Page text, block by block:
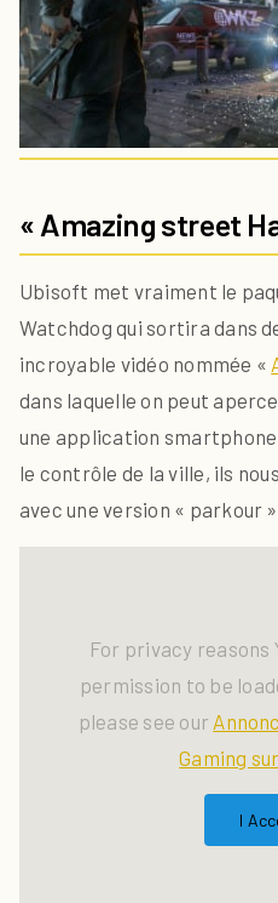
« Amazing street
Ubisoft met vraiment le
Watchdog qui sortira dans
incroyable vidéo nommée «
dans laquelle on peut
une application
le contrôle de la ville, ils
avec une version « parkour
For privacy reasons
permission to be
please see our
Gaming
I